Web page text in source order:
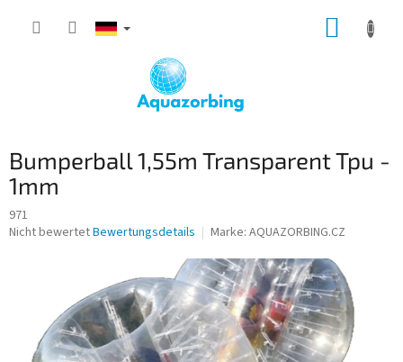
Bumperball 1,55m Transparent Tpu -
1mm
971
Die
Sternen.
Nicht bewertetBewertungsdetails Marke: AQUAZORBING.CZ